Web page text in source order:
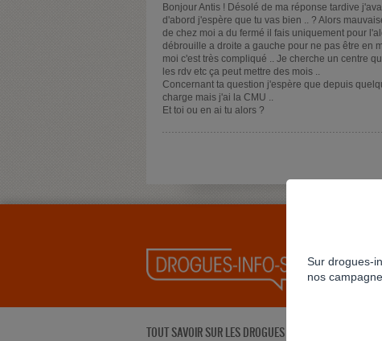
Bonjour Antis ! Désolé de ma réponse tardive
d'abord j'espère que tu vas bien .. ? Alors
de chez moi a du fermé il fais uniquement pour
débrouille a droite a gauche pour ne pas être en
moi c'est très compliqué .. Je cherche un centre
les rdv etc ça peut mettre des mois ..
Concernant ta question j'espère que depuis
charge mais j'ai la CMU ..
Et toi ou en ai tu alors ?
TOUT SAVOIR SUR LES DROGUES
Sur drogues-
nos